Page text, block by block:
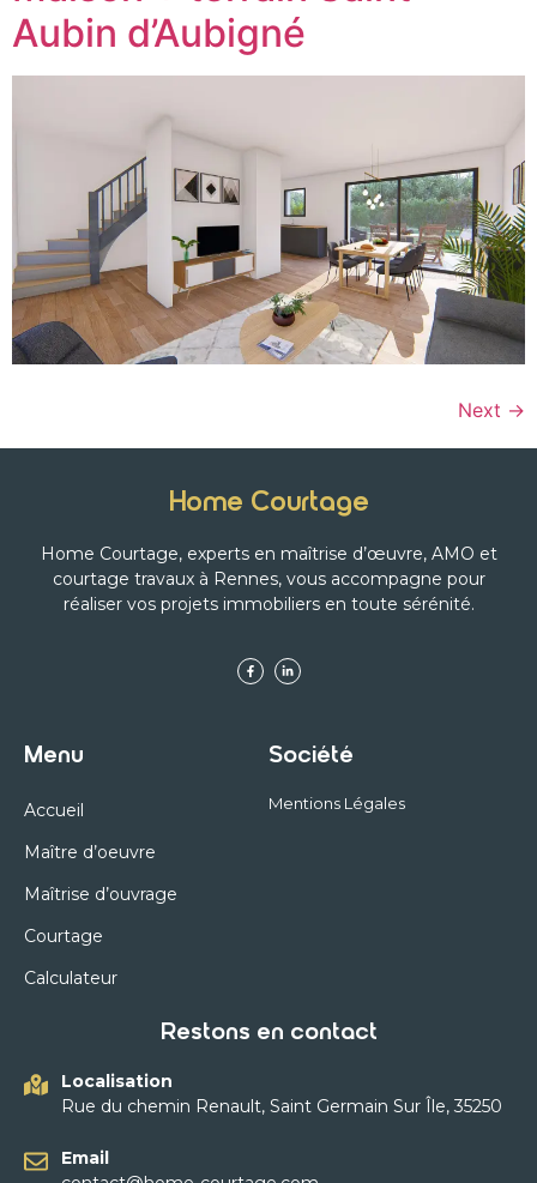
Aubin d’Aubigné
Next →
Home Courtage
Home Courtage, experts en maîtrise d’œuvre, AMO et
courtage travaux à Rennes, vous accompagne pour
réaliser vos projets immobiliers en toute sérénité.
Menu
Accueil
Maître d’oeuvre
Maîtrise d’ouvrage
Courtage
Calculateur
Société
Mentions Légales
Restons en contact
Localisation
Rue du chemin Renault, Saint Germain Sur Île, 35250
Email